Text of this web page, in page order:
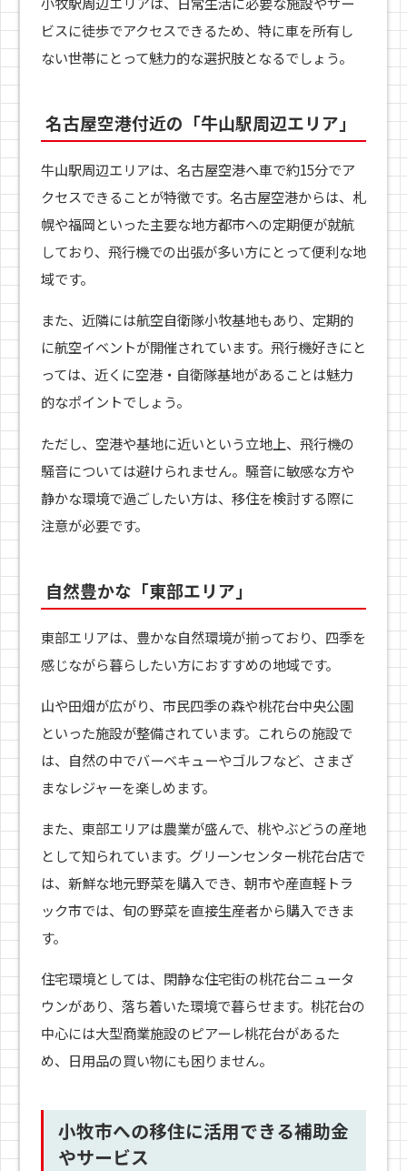
ビスに徒歩でアクセスできるため、特に車を所有し
ない世帯にとって魅力的な選択肢となるでしょう。
名古屋空港付近の「牛山駅周辺エリア」
牛山駅周辺エリアは、名古屋空港へ車で約15分でア
クセスできることが特徴です。名古屋空港からは、札
幌や福岡といった主要な地方都市への定期便が就航
しており、飛行機での出張が多い方にとって便利な地
域です。
また、近隣には航空自衛隊小牧基地もあり、定期的
に航空イベントが開催されています。飛行機好きにと
っては、近くに空港・自衛隊基地があることは魅力
的なポイントでしょう。
ただし、空港や基地に近いという立地上、飛行機の
騒音については避けられません。騒音に敏感な方や
静かな環境で過ごしたい方は、移住を検討する際に
注意が必要です。
自然豊かな「東部エリア」
東部エリアは、豊かな自然環境が揃っており、四季を
感じながら暮らしたい方におすすめの地域です。
山や田畑が広がり、市民四季の森や桃花台中央公園
といった施設が整備されています。これらの施設で
は、自然の中でバーベキューやゴルフなど、さまざ
まなレジャーを楽しめます。
また、東部エリアは農業が盛んで、桃やぶどうの産地
として知られています。グリーンセンター桃花台店で
は、新鮮な地元野菜を購入でき、朝市や産直軽トラ
ック市では、旬の野菜を直接生産者から購入できま
す。
住宅環境としては、閑静な住宅街の桃花台ニュータ
ウンがあり、落ち着いた環境で暮らせます。桃花台の
中心には大型商業施設のピアーレ桃花台があるた
め、日用品の買い物にも困りません。
小牧市への移住に活用できる補助金
やサービス